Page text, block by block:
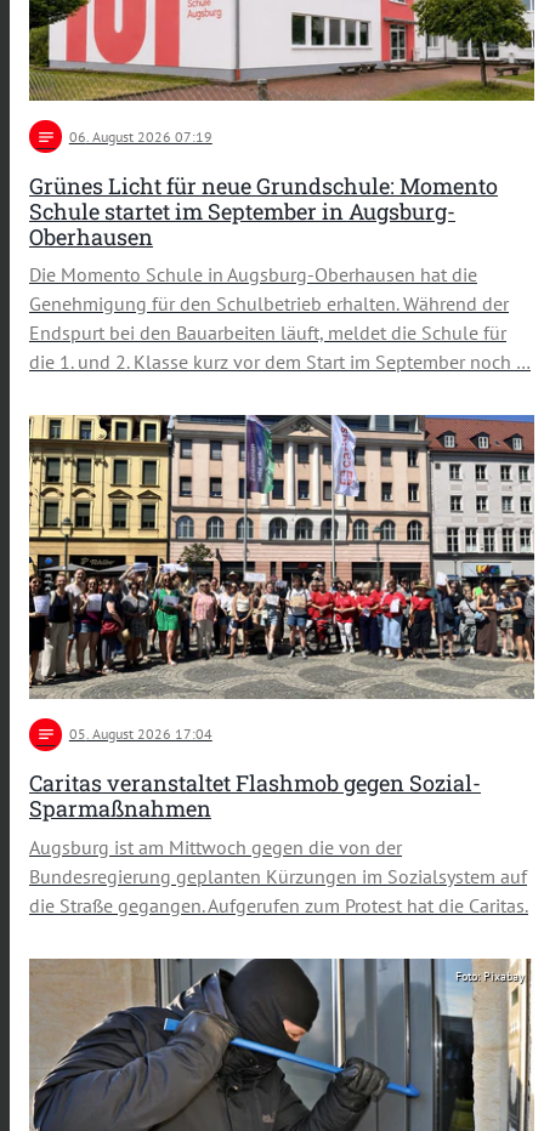
notes 06. August 2026 07:19
Grünes Licht für neue Grundschule: Momento
Schule startet im September in Augsburg-
Oberhausen
Die Momento Schule in Augsburg-Oberhausen hat die
Genehmigung für den Schulbetrieb erhalten. Während der
Endspurt bei den Bauarbeiten läuft, meldet die Schule für
die 1. und 2. Klasse kurz vor dem Start im September noch …
notes 05. August 2026 17:04
Caritas veranstaltet Flashmob gegen Sozial-
Sparmaßnahmen
Augsburg ist am Mittwoch gegen die von der
Bundesregierung geplanten Kürzungen im Sozialsystem auf
die Straße gegangen. Aufgerufen zum Protest hat die Caritas.
Foto: Pixabay